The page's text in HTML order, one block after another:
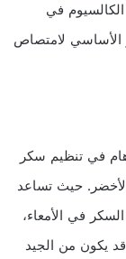
في
الأساسي لامتصاص
في تنظيم سكر
حيث تساعد
في الأمعاء،
قد يكون من الجيد